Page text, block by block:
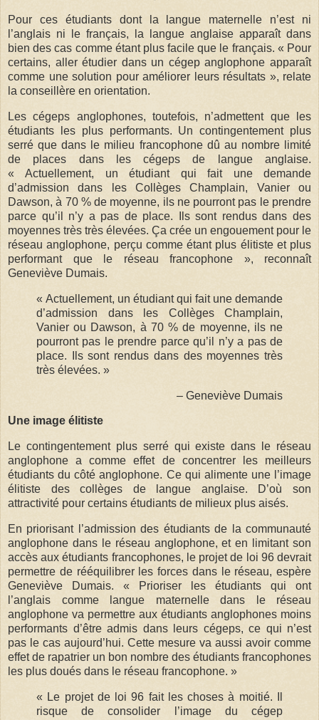
Pour ces étudiants dont la langue maternelle n’est ni
l’anglais ni le français, la langue anglaise apparaît dans
bien des cas comme étant plus facile que le français. « Pour
certains, aller étudier dans un cégep anglophone apparaît
comme une solution pour améliorer leurs résultats », relate
la conseillère en orientation.
Les cégeps anglophones, toutefois, n’admettent que les
étudiants les plus performants. Un contingentement plus
serré que dans le milieu francophone dû au nombre limité
de places dans les cégeps de langue anglaise.
« Actuellement, un étudiant qui fait une demande
d’admission dans les Collèges Champlain, Vanier ou
Dawson, à 70 % de moyenne, ils ne pourront pas le prendre
parce qu’il n’y a pas de place. Ils sont rendus dans des
moyennes très très élevées. Ça crée un engouement pour le
réseau anglophone, perçu comme étant plus élitiste et plus
performant que le réseau francophone », reconnaît
Geneviève Dumais.
« Actuellement, un étudiant qui fait une demande
d’admission dans les Collèges Champlain,
Vanier ou Dawson, à 70 % de moyenne, ils ne
pourront pas le prendre parce qu’il n’y a pas de
place. Ils sont rendus dans des moyennes très
très élevées. »
– Geneviève Dumais
Une image élitiste
Le contingentement plus serré qui existe dans le réseau
anglophone a comme effet de concentrer les meilleurs
étudiants du côté anglophone. Ce qui alimente une l’image
élitiste des collèges de langue anglaise. D’où son
attractivité pour certains étudiants de milieux plus aisés.
En priorisant l’admission des étudiants de la communauté
anglophone dans le réseau anglophone, et en limitant son
accès aux étudiants francophones, le projet de loi 96 devrait
permettre de rééquilibrer les forces dans le réseau, espère
Geneviève Dumais. « Prioriser les étudiants qui ont
l’anglais comme langue maternelle dans le réseau
anglophone va permettre aux étudiants anglophones moins
performants d’être admis dans leurs cégeps, ce qui n’est
pas le cas aujourd’hui. Cette mesure va aussi avoir comme
effet de rapatrier un bon nombre des étudiants francophones
les plus doués dans le réseau francophone. »
« Le projet de loi 96 fait les choses à moitié. Il
risque de consolider l’image du cégep